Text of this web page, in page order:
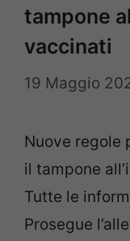
tampone
vaccinati
19 Maggio
Nuove regole
il tampone
Tutte le
Prosegue